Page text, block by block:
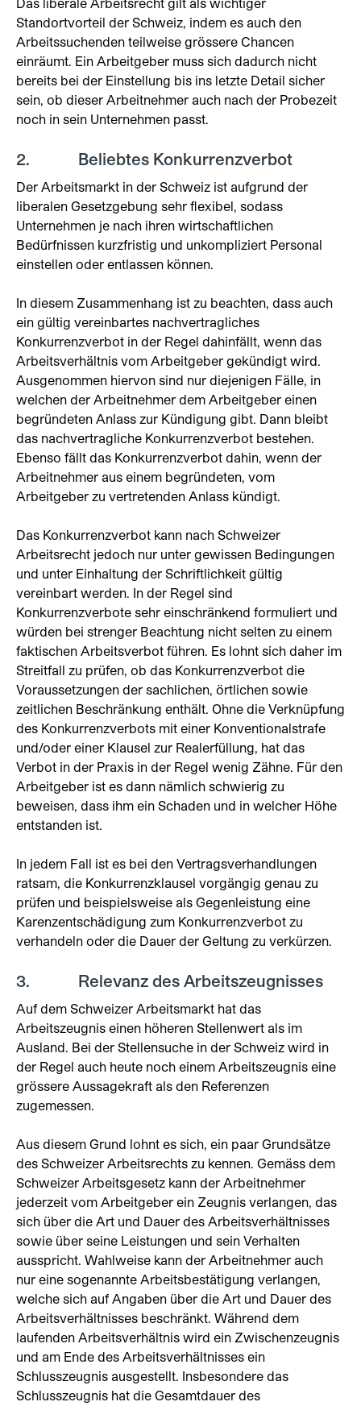
Standortvorteil der Schweiz, indem es auch den
Arbeitssuchenden teilweise grössere Chancen
einräumt. Ein Arbeitgeber muss sich dadurch nicht
bereits bei der Einstellung bis ins letzte Detail sicher
sein, ob dieser Arbeitnehmer auch nach der Probezeit
noch in sein Unternehmen passt.
2. Beliebtes Konkurrenzverbot
Der Arbeitsmarkt in der Schweiz ist aufgrund der
liberalen Gesetzgebung sehr flexibel, sodass
Unternehmen je nach ihren wirtschaftlichen
Bedürfnissen kurzfristig und unkompliziert Personal
einstellen oder entlassen können.
In diesem Zusammenhang ist zu beachten, dass auch
ein gültig vereinbartes nachvertragliches
Konkurrenzverbot in der Regel dahinfällt, wenn das
Arbeitsverhältnis vom Arbeitgeber gekündigt wird.
Ausgenommen hiervon sind nur diejenigen Fälle, in
welchen der Arbeitnehmer dem Arbeitgeber einen
begründeten Anlass zur Kündigung gibt. Dann bleibt
das nachvertragliche Konkurrenzverbot bestehen.
Ebenso fällt das Konkurrenzverbot dahin, wenn der
Arbeitnehmer aus einem begründeten, vom
Arbeitgeber zu vertretenden Anlass kündigt.
Das Konkurrenzverbot kann nach Schweizer
Arbeitsrecht jedoch nur unter gewissen Bedingungen
und unter Einhaltung der Schriftlichkeit gültig
vereinbart werden. In der Regel sind
Konkurrenzverbote sehr einschränkend formuliert und
würden bei strenger Beachtung nicht selten zu einem
faktischen Arbeitsverbot führen. Es lohnt sich daher im
Streitfall zu prüfen, ob das Konkurrenzverbot die
Voraussetzungen der sachlichen, örtlichen sowie
zeitlichen Beschränkung enthält. Ohne die Verknüpfung
des Konkurrenzverbots mit einer Konventionalstrafe
und/oder einer Klausel zur Realerfüllung, hat das
Verbot in der Praxis in der Regel wenig Zähne. Für den
Arbeitgeber ist es dann nämlich schwierig zu
beweisen, dass ihm ein Schaden und in welcher Höhe
entstanden ist.
In jedem Fall ist es bei den Vertragsverhandlungen
ratsam, die Konkurrenzklausel vorgängig genau zu
prüfen und beispielsweise als Gegenleistung eine
Karenzentschädigung zum Konkurrenzverbot zu
verhandeln oder die Dauer der Geltung zu verkürzen.
3. Relevanz des Arbeitszeugnisses
Auf dem Schweizer Arbeitsmarkt hat das
Arbeitszeugnis einen höheren Stellenwert als im
Ausland. Bei der Stellensuche in der Schweiz wird in
der Regel auch heute noch einem Arbeitszeugnis eine
grössere Aussagekraft als den Referenzen
zugemessen.
Aus diesem Grund lohnt es sich, ein paar Grundsätze
des Schweizer Arbeitsrechts zu kennen. Gemäss dem
Schweizer Arbeitsgesetz kann der Arbeitnehmer
jederzeit vom Arbeitgeber ein Zeugnis verlangen, das
sich über die Art und Dauer des Arbeitsverhältnisses
sowie über seine Leistungen und sein Verhalten
ausspricht. Wahlweise kann der Arbeitnehmer auch
nur eine sogenannte Arbeitsbestätigung verlangen,
welche sich auf Angaben über die Art und Dauer des
Arbeitsverhältnisses beschränkt. Während dem
laufenden Arbeitsverhältnis wird ein Zwischenzeugnis
und am Ende des Arbeitsverhältnisses ein
Schlusszeugnis ausgestellt. Insbesondere das
Schlusszeugnis hat die Gesamtdauer des